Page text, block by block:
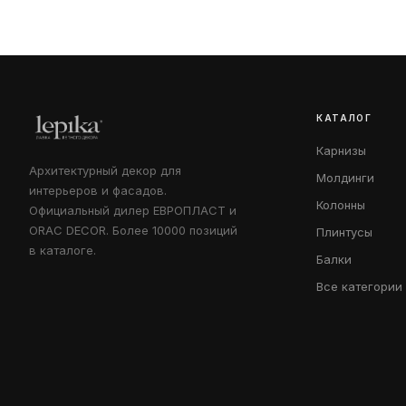
Архитектурный декор для
интерьеров и фасадов.
Официальный дилер ЕВРОПЛАСТ и
ORAC DECOR. Более 10000 позиций
в каталоге.
КАТАЛОГ
Карнизы
Молдинги
Колонны
Плинтусы
Балки
Все